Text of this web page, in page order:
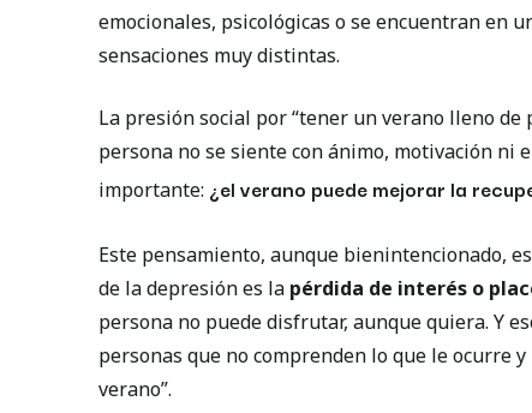
emocionales, psicológicas o se encuentran en
sensaciones muy distintas.
La presión social por “tener un verano lleno de
persona no se siente con ánimo, motivación ni
importante: ¿el verano puede mejorar la
Este pensamiento, aunque bienintencionado,
de la depresión es la pérdida de interés o
persona no puede disfrutar, aunque quiera. Y
personas que no comprenden lo que le ocurre y
verano”.